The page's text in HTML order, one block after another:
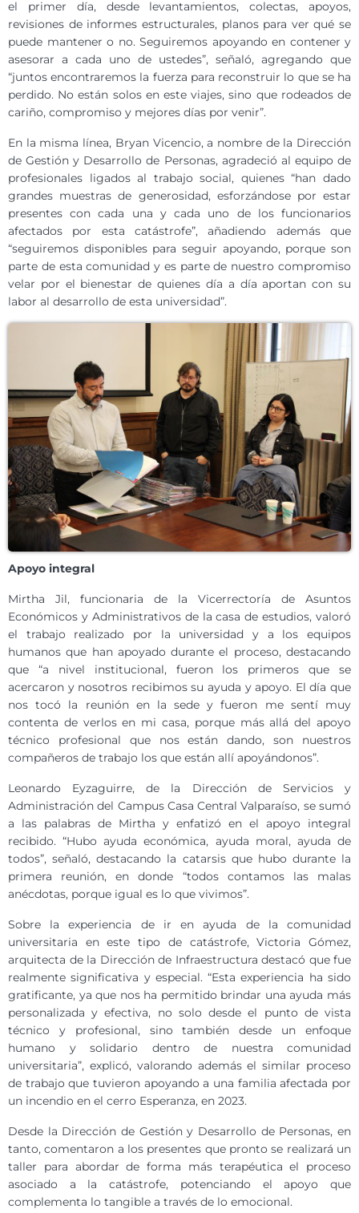
el primer día, desde levantamientos, colectas, apoyos,
revisiones de informes estructurales, planos para ver qué se
puede mantener o no. Seguiremos apoyando en contener y
asesorar a cada uno de ustedes”, señaló, agregando que
“juntos encontraremos la fuerza para reconstruir lo que se ha
perdido. No están solos en este viajes, sino que rodeados de
cariño, compromiso y mejores días por venir”.
En la misma línea, Bryan Vicencio, a nombre de la Dirección
de Gestión y Desarrollo de Personas, agradeció al equipo de
profesionales ligados al trabajo social, quienes “han dado
grandes muestras de generosidad, esforzándose por estar
presentes con cada una y cada uno de los funcionarios
afectados por esta catástrofe”, añadiendo además que
“seguiremos disponibles para seguir apoyando, porque son
parte de esta comunidad y es parte de nuestro compromiso
velar por el bienestar de quienes día a día aportan con su
labor al desarrollo de esta universidad”.
Apoyo integral
Mirtha Jil, funcionaria de la Vicerrectoría de Asuntos
Económicos y Administrativos de la casa de estudios, valoró
el trabajo realizado por la universidad y a los equipos
humanos que han apoyado durante el proceso, destacando
que “a nivel institucional, fueron los primeros que se
acercaron y nosotros recibimos su ayuda y apoyo. El día que
nos tocó la reunión en la sede y fueron me sentí muy
contenta de verlos en mi casa, porque más allá del apoyo
técnico profesional que nos están dando, son nuestros
compañeros de trabajo los que están allí apoyándonos”.
Leonardo Eyzaguirre, de la Dirección de Servicios y
Administración del Campus Casa Central Valparaíso, se sumó
a las palabras de Mirtha y enfatizó en el apoyo integral
recibido. “Hubo ayuda económica, ayuda moral, ayuda de
todos”, señaló, destacando la catarsis que hubo durante la
primera reunión, en donde “todos contamos las malas
anécdotas, porque igual es lo que vivimos”.
Sobre la experiencia de ir en ayuda de la comunidad
universitaria en este tipo de catástrofe, Victoria Gómez,
arquitecta de la Dirección de Infraestructura destacó que fue
realmente significativa y especial. “Esta experiencia ha sido
gratificante, ya que nos ha permitido brindar una ayuda más
personalizada y efectiva, no solo desde el punto de vista
técnico y profesional, sino también desde un enfoque
humano y solidario dentro de nuestra comunidad
universitaria”, explicó, valorando además el similar proceso
de trabajo que tuvieron apoyando a una familia afectada por
un incendio en el cerro Esperanza, en 2023.
Desde la Dirección de Gestión y Desarrollo de Personas, en
tanto, comentaron a los presentes que pronto se realizará un
taller para abordar de forma más terapéutica el proceso
asociado a la catástrofe, potenciando el apoyo que
complementa lo tangible a través de lo emocional.